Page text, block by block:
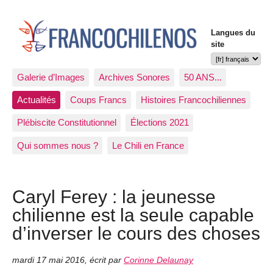
Langues du
site
Galerie d’Images Archives Sonores 50 ANS...
Actualités Coups Francs Histoires Francochiliennes
Plébiscite Constitutionnel Élections 2021
Qui sommes nous ? Le Chili en France
Caryl Ferey : la jeunesse
chilienne est la seule capable
d’inverser le cours des choses
mardi 17 mai 2016, écrit par Corinne Delaunay